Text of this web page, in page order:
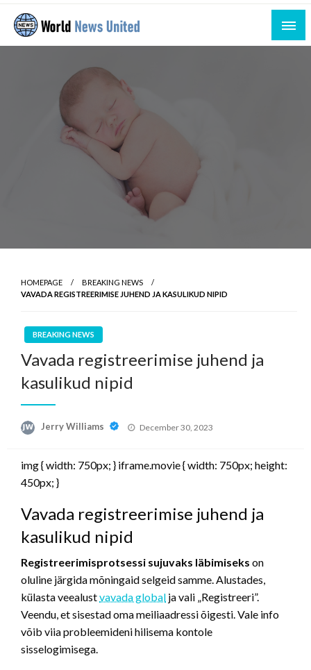
Skip
content
World News United
Uniting the World Through News
HOMEPAGE
BREAKING NEWS
VAVADA REGISTREERIMISE JUHEND JA KASULIKUD NIPID
BREAKING NEWS
Vavada registreerimise juhend ja
kasulikud nipid
Jerry Williams
Posted
December 30, 2023
img { width: 750px; } iframe.movie { width: 750px; height:
450px; }
Vavada registreerimise juhend ja
kasulikud nipid
Registreerimisprotsessi sujuvaks läbimiseks on
oluline järgida mõningaid selgeid samme. Alustades,
külasta veealustvavada global ja vali „Registreeri”.
Veendu, et sisestad oma meiliaadressi õigesti. Vale info
võib viia probleemideni hilisema kontole
sisselogimisega.